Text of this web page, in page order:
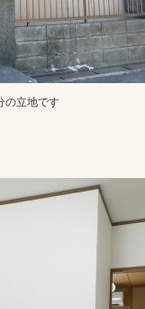
の立地です